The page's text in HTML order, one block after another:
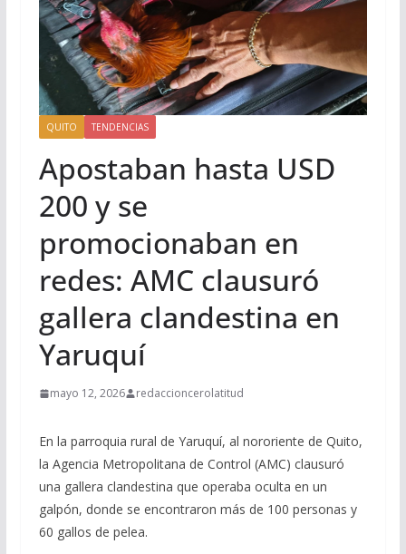
QUITO TENDENCIAS
Apostaban hasta USD
200 y se
promocionaban en
redes: AMC clausuró
gallera clandestina en
Yaruquí
mayo 12, 2026 redaccioncerolatitud
En la parroquia rural de Yaruquí, al nororiente de Quito,
la Agencia Metropolitana de Control (AMC) clausuró
una gallera clandestina que operaba oculta en un
galpón, donde se encontraron más de 100 personas y
60 gallos de pelea.